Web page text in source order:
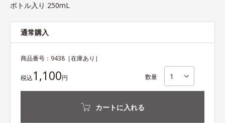
ボトル入り 250mL
通常購入
商品番号： 9438 ［在庫あり］
税込1,100円 数量
カートに入れる